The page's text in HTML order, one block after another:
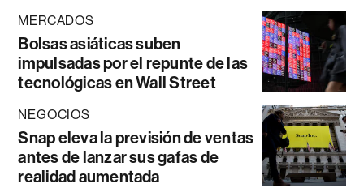
MERCADOS
Bolsas asiáticas suben
impulsadas por el repunte de las
tecnológicas en Wall Street
NEGOCIOS
Snap eleva la previsión de ventas
antes de lanzar sus gafas de
realidad aumentada